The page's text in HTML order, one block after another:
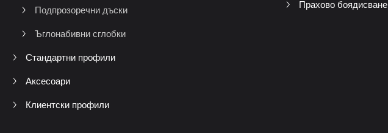
Подпрозоречни дъски
Ъглонабивни сглобки
Стандартни профили
Аксесоари
Клиентски профили
Прахово боядисване